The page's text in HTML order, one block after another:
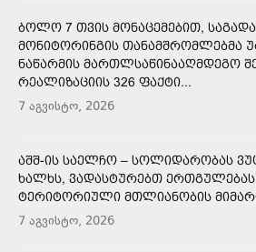
ᲑᲝᲚᲝ 7 ᲗᲕᲘᲡ ᲛᲝᲜᲐᲪᲔᲛᲔᲑᲘᲗ,
ᲛᲝᲜᲘᲢᲝᲠᲘᲜᲒᲘᲡ ᲗᲐᲜᲐᲛᲨᲠᲝᲛᲚᲔᲑᲛᲐ
ᲜᲐᲬᲐᲠᲛᲘᲡ ᲛᲐᲠᲗᲚᲡᲐᲬᲘᲜᲐᲐᲦᲛᲓᲔᲒᲝ
ᲠᲔᲐᲚᲘᲖᲐᲪᲘᲘᲡ 326 ᲤᲐᲥᲢᲘ...
7 აგვისტო, 2026
ᲐᲨᲨ-ᲘᲡ ᲡᲐᲔᲚᲩᲝ – ᲡᲝᲚᲘᲓᲐᲠᲝᲑᲐᲡ
ᲮᲐᲚᲮᲡ, ᲕᲐᲓᲐᲡᲢᲣᲠᲔᲑᲗ
ᲢᲔᲠᲘᲢᲝᲠᲘᲣᲚᲘ ᲛᲗᲚᲘᲐᲜᲝᲑᲘᲡ
7 აგვისტო, 2026